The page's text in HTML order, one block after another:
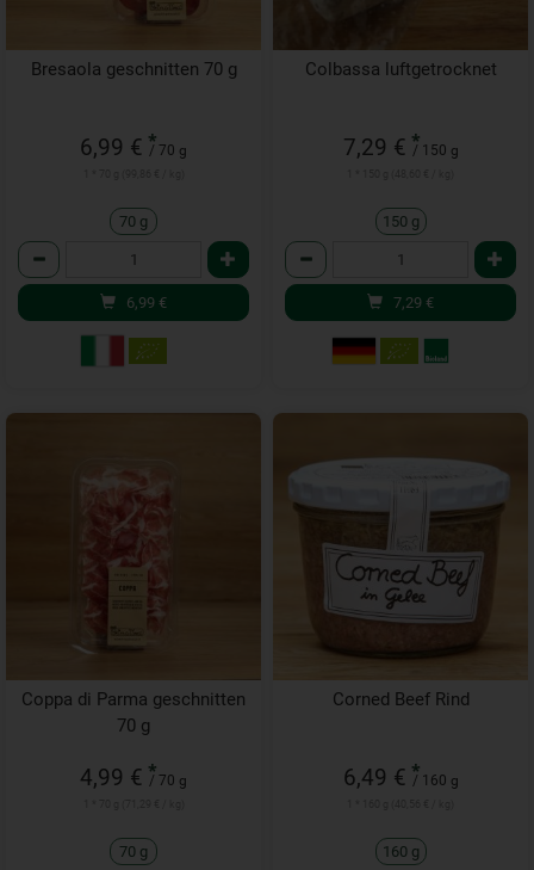
Bresaola geschnitten 70 g
6,99 € *
/ 70 g
70 g
Anzahl
6,99 €
Colbassa luftgetrocknet
7,29 € *
/ 150 g
150 g
Anzahl
7,29 €
Coppa di Parma geschnitten
70 g
4,99 € *
/ 70 g
70 g
Corned Beef Rind
6,49 € *
/ 160 g
160 g